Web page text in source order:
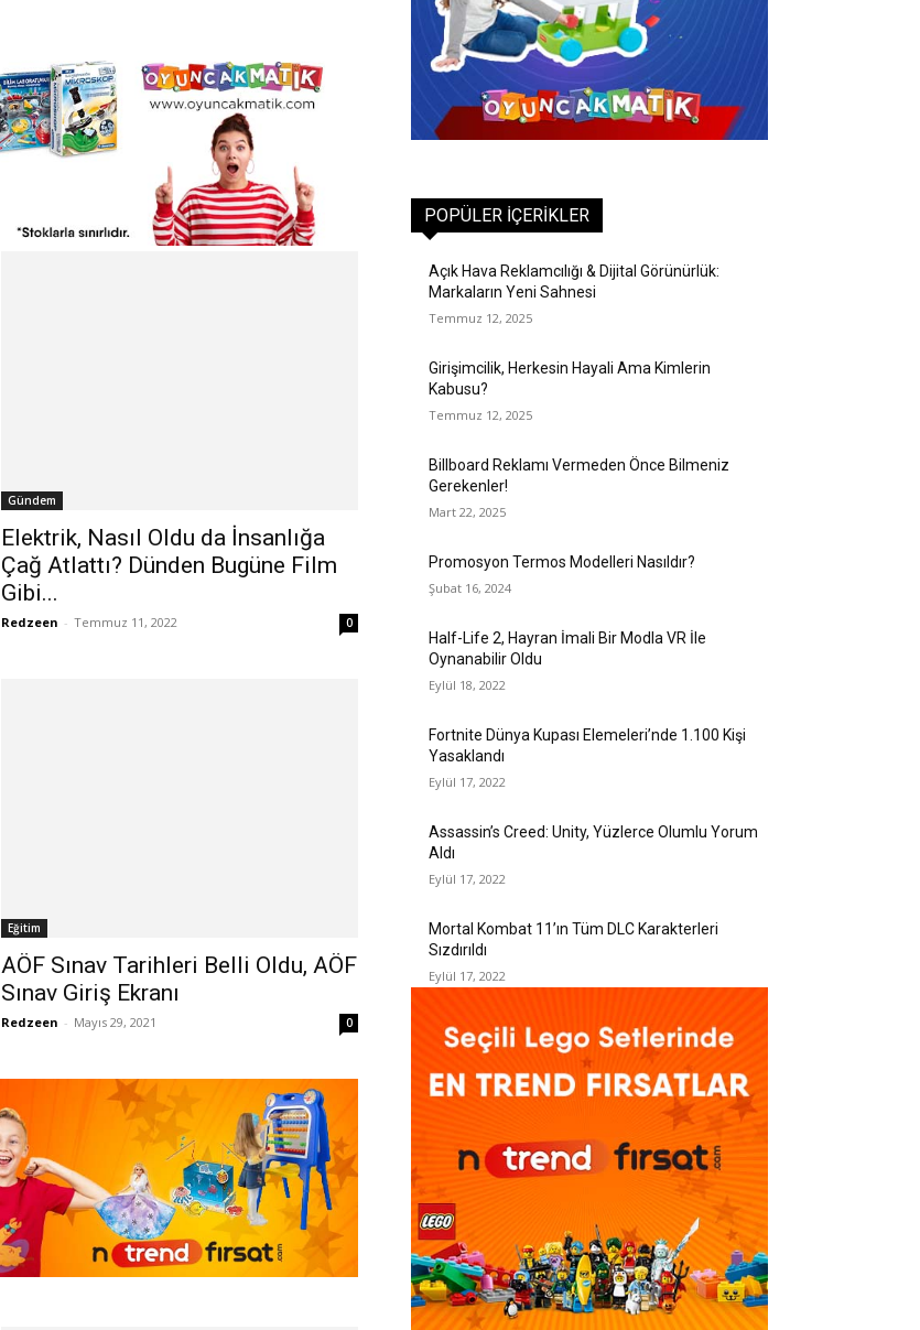
Gündem
Elektrik, Nasıl Oldu da İnsanlığa
Çağ Atlattı? Dünden Bugüne Film
Gibi...
Redzeen - Temmuz 11, 2022 0
Eğitim
AÖF Sınav Tarihleri Belli Oldu, AÖF
Sınav Giriş Ekranı
Redzeen - Mayıs 29, 2021 0
POPÜLER İÇERIKLER
Açık Hava Reklamcılığı & Dijital Görünürlük:
Markaların Yeni Sahnesi
Temmuz 12, 2025
Girişimcilik, Herkesin Hayali Ama Kimlerin
Kabusu?
Temmuz 12, 2025
Billboard Reklamı Vermeden Önce Bilmeniz
Gerekenler!
Mart 22, 2025
Promosyon Termos Modelleri Nasıldır?
Şubat 16, 2024
Half-Life 2, Hayran İmali Bir Modla VR İle
Oynanabilir Oldu
Eylül 18, 2022
Fortnite Dünya Kupası Elemeleri’nde 1.100 Kişi
Yasaklandı
Eylül 17, 2022
Assassin’s Creed: Unity, Yüzlerce Olumlu Yorum
Aldı
Eylül 17, 2022
Mortal Kombat 11’ın Tüm DLC Karakterleri
Sızdırıldı
Eylül 17, 2022